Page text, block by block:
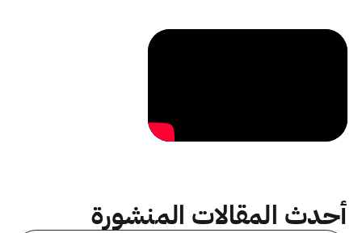
أحدث المقالات المنشورة